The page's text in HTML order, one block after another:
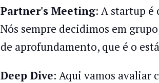
Partner's Meeting: A startup é
Nós sempre decidimos em
de aprofundamento, que é o
Deep Dive: Aqui vamos avaliar